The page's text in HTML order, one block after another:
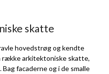
skatte
hovedstrøg og kendte
række arkitektoniske skatte,
facaderne og i de smalle